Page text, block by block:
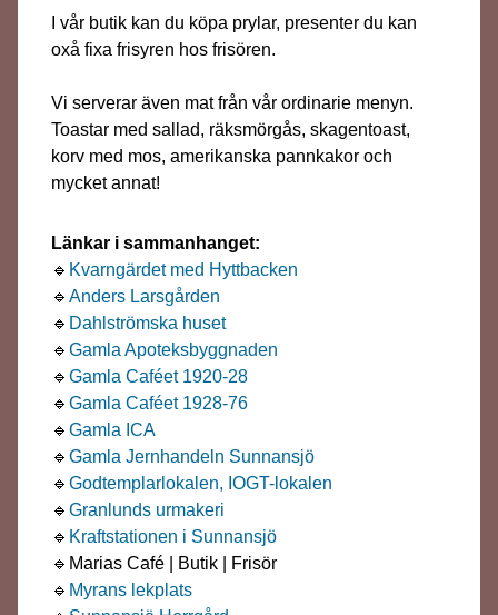
I vår butik kan du köpa prylar, presenter du kan
oxå fixa frisyren hos frisören.
Vi serverar även mat från vår ordinarie menyn.
Toastar med sallad, räksmörgås, skagentoast,
korv med mos, amerikanska pannkakor och
mycket annat!
Länkar i sammanhanget:
🔹 Kvarngärdet med Hyttbacken
🔹Anders Larsgården
🔹 Dahlströmska huset
🔹Gamla Apoteksbyggnaden
🔹Gamla Caféet 1920-28
🔹Gamla Caféet 1928-76
🔹Gamla ICA
🔹Gamla Jernhandeln Sunnansjö
🔹Godtemplarlokalen, IOGT-lokalen
🔹Granlunds urmakeri
🔹 Kraftstationen i Sunnansjö
🔹Marias Café | Butik | Frisör
🔹 Myrans lekplats